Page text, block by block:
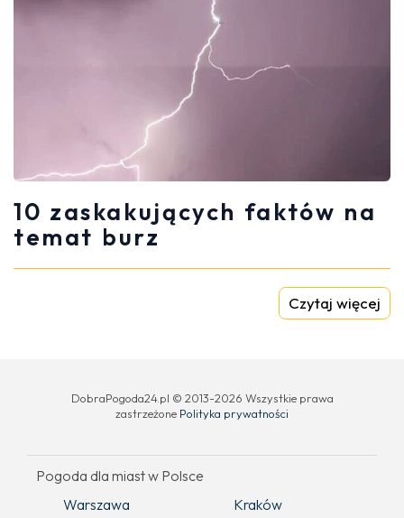
10 zaskakujących faktów na
temat burz
Czytaj więcej
DobraPogoda24.pl © 2013-2026 Wszystkie prawa
zastrzeżone Polityka prywatności
Pogoda dla miast w Polsce
Warszawa
Kraków